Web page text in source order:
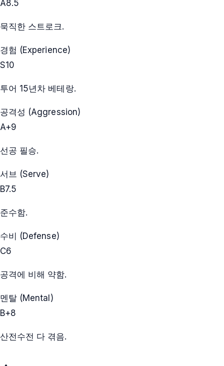
A8.5
묵직한 스트로크.
경험 (Experience)
S10
투어 15년차 베테랑.
공격성 (Aggression)
A+9
선공 필승.
서브 (Serve)
B7.5
준수함.
수비 (Defense)
C6
공격에 비해 약함.
멘탈 (Mental)
B+8
산전수전 다 겪음.